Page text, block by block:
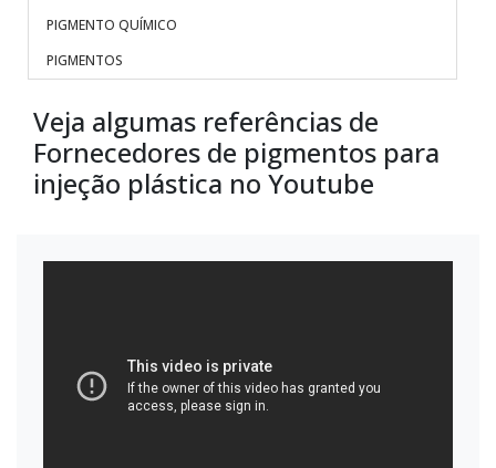
PIGMENTO QUÍMICO
PIGMENTOS
Veja algumas referências de
Fornecedores de pigmentos para
injeção plástica no Youtube